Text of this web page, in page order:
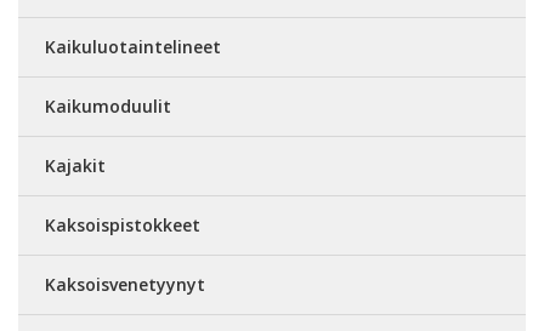
Kaikuluotaintelineet
Kaikumoduulit
Kajakit
Kaksoispistokkeet
Kaksoisvenetyynyt